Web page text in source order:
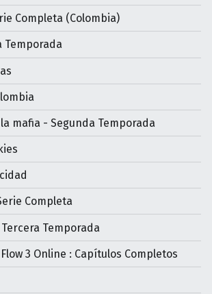
Completa (Colombia)
Temporada
mafia - Segunda Temporada
Completa
Temporada
3 Online : Capítulos Completos